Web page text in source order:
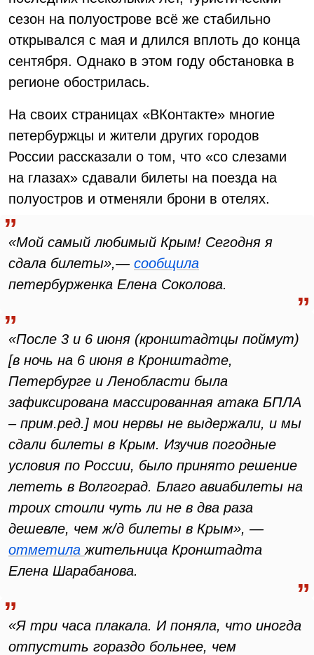
сезон на полуострове всё же стабильно
открывался с мая и длился вплоть до конца
сентября. Однако в этом году обстановка в
регионе обострилась.
На своих страницах «ВКонтакте» многие
петербуржцы и жители других городов
России рассказали о том, что «со слезами
на глазах» сдавали билеты на поезда на
полуостров и отменяли брони в отелях.
«Мой самый любимый Крым! Сегодня я
сдала билеты»,— сообщила
петербурженка Елена Соколова.
«После 3 и 6 июня (кронштадтцы поймут)
[в ночь на 6 июня в Кронштадте,
Петербурге и Ленобласти была
зафиксирована массированная атака БПЛА
– прим.ред.] мои нервы не выдержали, и мы
сдали билеты в Крым. Изучив погодные
условия по России, было принято решение
лететь в Волгоград. Благо авиабилеты на
троих стоили чуть ли не в два раза
дешевле, чем ж/д билеты в Крым», —
отметила жительница Кронштадта
Елена Шарабанова.
«Я три часа плакала. И поняла, что иногда
отпустить гораздо больнее, чем